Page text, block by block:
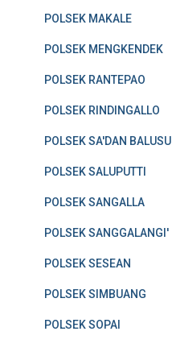
POLSEK MAKALE
POLSEK MENGKENDEK
POLSEK RANTEPAO
POLSEK RINDINGALLO
POLSEK SA'DAN BALUSU
POLSEK SALUPUTTI
POLSEK SANGALLA
POLSEK SANGGALANGI'
POLSEK SESEAN
POLSEK SIMBUANG
POLSEK SOPAI